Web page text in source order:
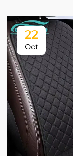
22
Oct